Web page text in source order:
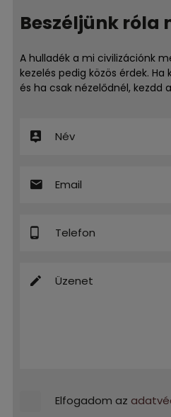
Beszéljünk róla
A hulladék a mi civilizációnk
kezelés pedig közös érdek.
és ha csak nézelődnél, kezdd
Elfogadom az